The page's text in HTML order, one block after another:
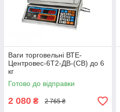
Ваги торговельні ВТЕ-
Центровес-6Т2-ДВ-(СВ) до 6
кг
Готово до відправки
2 080 ₴ 2 765 ₴